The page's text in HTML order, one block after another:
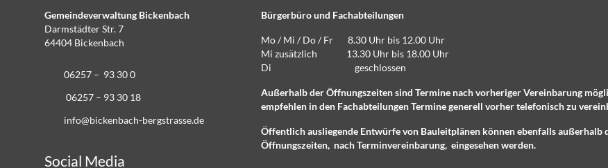
Gemeindeverwaltung Bickenbach
Darmstädter Str. 7
64404 Bickenbach
06257 – 93 30 0
06257 – 93 30 18
info@bickenbach-bergstrasse.de
Social Media
Bürgerbüro und Fachabteilungen
Mo / Mi / Do / Fr 8.30 Uhr bis 12.00 Uhr
Mi zusätzlich 13.30 Uhr bis 18.00 Uhr
Di geschlossen
Außerhalb der Öffnungszeiten sind Termine nach vorheriger Vereinbarung
empfehlen in den Fachabteilungen Termine generell vorher telefonisch zu
Öffentlich ausliegende Entwürfe von Bauleitplänen können ebenfalls außerhalb
Öffnungszeiten, nach Terminvereinbarung, eingesehen werden.